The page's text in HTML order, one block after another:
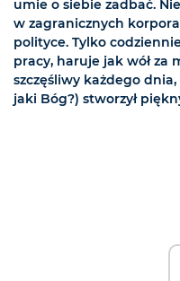
umie o siebie zadbać.
w zagranicznych
polityce. Tylko
pracy, haruje jak wół za
szczęśliwy każdego dnia,
jaki Bóg?) stworzył